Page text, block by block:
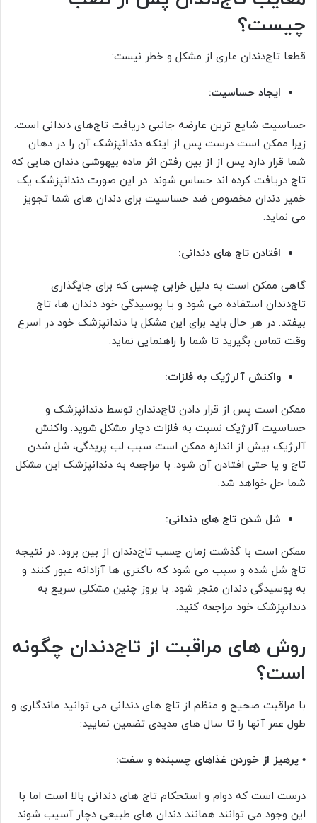
چیست؟
قطعا تاج‌دندان عاری از مشکل و خطر نیست:
ایجاد حساسیت:
حساسیت شایع ترین عارضه جانبی دریافت تاج‌های دندانی است.
زیرا ممکن است درست پس از اینکه دندانپزشک آن را در دهان
شما قرار دارد پس از از بین رفتن اثر ماده بیهوشی دندان هایی که
تاج دریافت کرده اند حساس شوند. در این صورت دندانپزشک یک
خمیر دندان مخصوص ضد حساسیت برای دندان های شما تجویز
می نماید.
افتادن تاج های دندانی:
گاهی ممکن است به دلیل خرابی چسبی که برای جایگذاری
تاج‌دندان استفاده می شود و یا پوسیدگی خود دندان ها، تاج
بیفتد. در هر حال باید برای این مشکل با دندانپزشک خود در اسرع
وقت تماس بگیرید تا شما را راهنمایی نماید.
واکنش آلرژیک به فلزات:
ممکن است پس از قرار دادن تاج‌دندان توسط دندانپزشک و
حساسیت آلرژیک نسبت به فلزات دچار مشکل شوید. واکنش
آلرژیک بیش از اندازه ممکن است سبب لب پریدگی، شل شدن
تاج و یا حتی افتادن آن شود. با مراجعه به دندانپزشک این مشکل
شما حل خواهد شد.
شل شدن تاج های دندانی:
ممکن است با گذشت زمان چسب تاج‌دندان از بین برود. در نتیجه
تاج شل شده و سبب می شود که باکتری ها آزادانه عبور کنند و
به پوسیدگی دندان منجر شود. با بروز چنین مشکلی سریع به
دندانپزشک خود مراجعه کنید.
روش های مراقبت از تاج‌دندان چگونه
است؟
با مراقبت صحیح و منظم از تاج های دندانی می توانید ماندگاری و
طول عمر آنها را تا سال های مدیدی تضمین نمایید:
• پرهیز از خوردن غذاهای چسبنده و سفت:
درست است که دوام و استحکام تاج های دندانی بالا است اما با
این وجود می توانند همانند دندان های طبیعی دچار آسیب شوند.